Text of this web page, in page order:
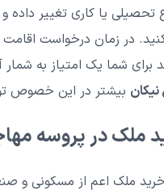
تحصیلی یا کاری تغییر داده
کنید. در زمان درخواست
برای شما یک امتیاز به شمار
نیکان بیشتر در این خصوص
ملک در پروسه
ملک اعم از مسکونی و